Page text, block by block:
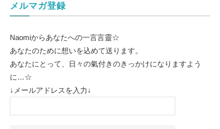
メルマガ登録
Naomiからあなたへの一言言靈☆
あなたのために想いを込めて送ります。
あなたにとって、日々の氣付きのきっかけになりますよう
に…☆
↓メールアドレスを入力↓